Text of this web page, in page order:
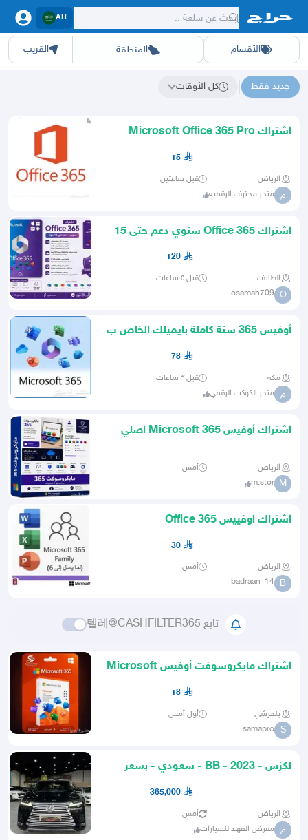
AR
الأقسام المنطقة القريب أجهزةعقار ديل وظائفالعابتدريب برمجةالحدائق الشرقيهجدهمكه المدينةالطايف حائلأبهاعسيرالباحة
جديد فقط كل الأوقات
اشتراك Microsoft Office 365 Pro
15
الرياض قبل ساعتين
م متجر محترف الرقمية
اشتراك Office 365 سنوي دعم حتى 15
120
الطايف قبل ٥ ساعات
O
osamah709
أوفيس 365 سنة كاملة بايميلك الخاص ب
78
مكه قبل ٣ ساعات
م متجر الكوكب الرقمي
اشتراك أوفيس 365 Microsoft اصلي
الرياض أمس
M
m.stor
اشتراك اوفييس Office 365
30
الرياض أمس
B
badraan_14
تابع 텔레@CASHFILTER365
اشتراك مايكروسوفت أوفيس Microsoft
18
بلجرشي أول أمس
S
samapro
لكزس - 2023 - BB - سعودي - بسعر
365,000
الرياض أمس
م معرض الفهـد للسيارات